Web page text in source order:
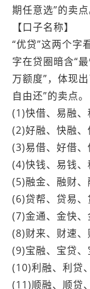
期任意选”的卖点
【口子名称】
“优贷”这两个字
字在贷圈暗含“
万额度”，体现
自由还”的卖点。
(1)快借、易融
(2)好融、快融
(3)易借、好借
(4)快钱、易钱
(5)融金、融财
(6)贷帮、贷易
(7)金通、金快
(8)财来、财速
(9)宝融、宝贷
(10)利融、利贷
(11)顺融、顺贷